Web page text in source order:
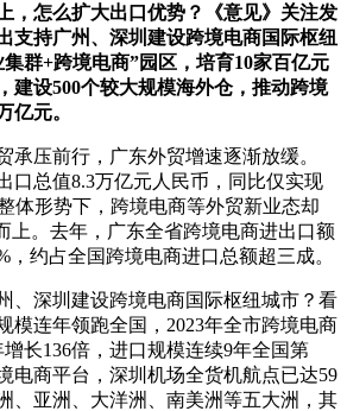
，怎么扩大出口优势？《意见》关注发
支持广州、深圳建设跨境电商国际枢纽
群+跨境电商”园区，培育10家百亿元
建设500个较大规模海外仓，推动跨境
亿元。
压前行，广东外贸增速逐渐放缓。
口总值8.3万亿元人民币，同比仅实现
体形势下，跨境电商等外贸新业态却
上。去年，广东全省跨境电商进出口额
，约占全国跨境电商进口总额超三成。
深圳建设跨境电商国际枢纽城市？看
模连年领跑全国，2023年全市跨境电商
长136倍，进口规模连续9年全国第
电商平台，深圳机场全货机航点已达59
、亚洲、大洋洲、南美洲等五大洲，其